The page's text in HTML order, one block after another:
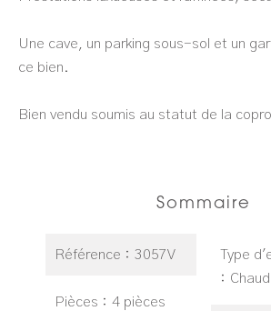
Une cave, un parking sous-sol et un
ce bien.
Bien vendu soumis au statut de la
Sommaire
Référence 3057V
Pièces 4 pièces
Type